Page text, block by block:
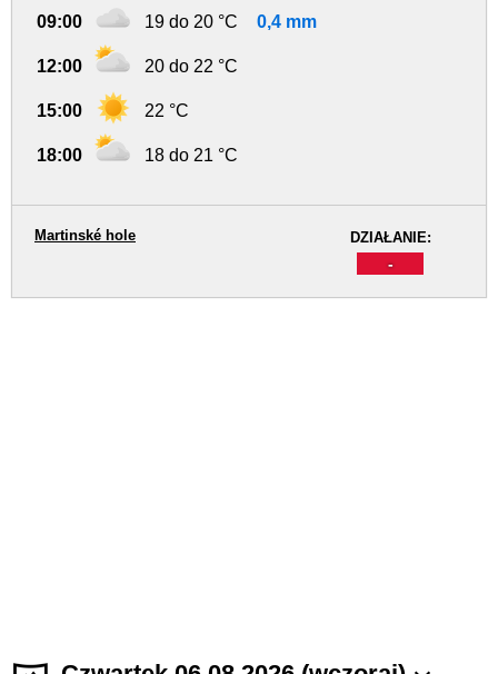
09:00 19 do 20 °C 0,4 mm
12:00 20 do 22 °C
15:00 22 °C
18:00 18 do 21 °C
DZIAŁANIE:
-
Martinské hole